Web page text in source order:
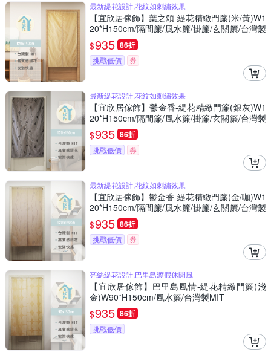
最新緹花設計,花紋如刺繡效果
【宜欣居傢飾】葉之頌-緹花精緻門簾(米/黃)W1
20*H150cm/隔間簾/風水簾/掛簾/玄關簾/台灣製
MIT
$935 86折
挑戰低價 券
最新緹花設計,花紋如刺繡效果
【宜欣居傢飾】鬱金香-緹花精緻門簾(銀灰)W1
20*H150cm/隔間簾/風水簾/掛簾/玄關簾/台灣製
MIT
$935 86折
挑戰低價 券
最新緹花設計,花紋如刺繡效果
【宜欣居傢飾】鬱金香-緹花精緻門簾(金/咖)W1
20*H150cm/隔間簾/風水簾/掛簾/玄關簾/台灣製
MIT
$935 86折
挑戰低價 券
亮絲緹花設計,巴里島渡假休閒風
【宜欣居傢飾】巴里島風情-緹花精緻門簾(淺
金)W90*H150cm/風水簾/台灣製MIT
$935 86折
挑戰低價